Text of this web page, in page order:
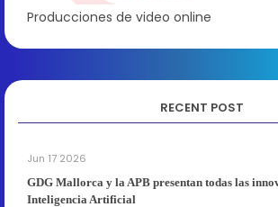
Producciones de video online
RECENT POST
Jun 17 2026
GDG Mallorca y la APB presentan todas las
Inteligencia Artificial